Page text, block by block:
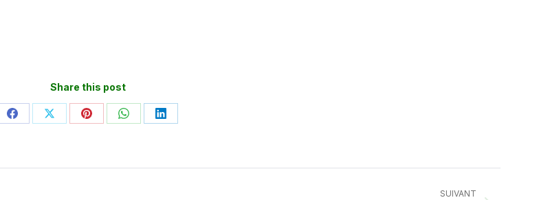
Share this post
PartagerPartagerPartagerPartagerPartager
SUIVANT